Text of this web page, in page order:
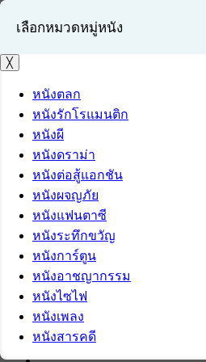
เข้าสู่ระบบ
สมัครสมาชิก
เลือกหมวดหมู่หนัง
╳
หนังตลก
หนังรักโรแมนติก
หนังผี
หนังดราม่า
หนังต่อสู้แอกชัน
หนังผจญภัย
หนังแฟนตาซี
หนังระทึกขวัญ
หนังการ์ตูน
หนังอาชญากรรม
หนังไซไฟ
หนังเพลง
หนังสารคดี